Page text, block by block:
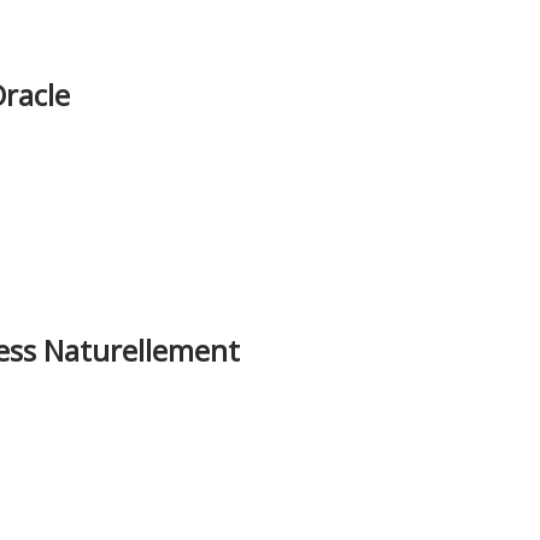
Naturellement